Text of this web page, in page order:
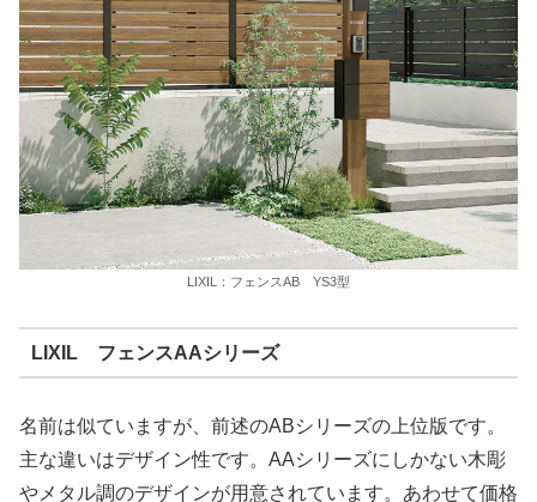
LIXIL：フェンスAB YS3型
LIXIL フェンスAAシリーズ
名前は似ていますが、前述のABシリーズの上位版です。
主な違いはデザイン性です。AAシリーズにしかない木彫
やメタル調のデザインが用意されています。あわせて価格